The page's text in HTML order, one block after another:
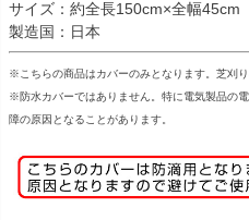
サイズ：約全長150cm×全幅45cm
製造国：日本
※こちらの商品はカバーのみとなります。芝刈り
※防水カバーではありません。特に電気製品の
障の原因となることがあります。